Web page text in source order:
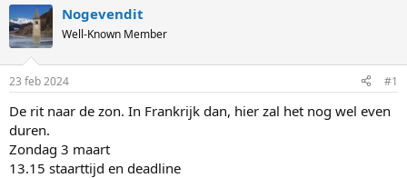
p
i
c
s
t
a
r
e
r
a
t
t
u
Nogevendit
Well-Known Member
23 feb 2024 #1
De rit naar de zon. In Frankrijk dan, hier zal het nog wel even
duren.
Zondag 3 maart
13.15 staarttijd en deadline